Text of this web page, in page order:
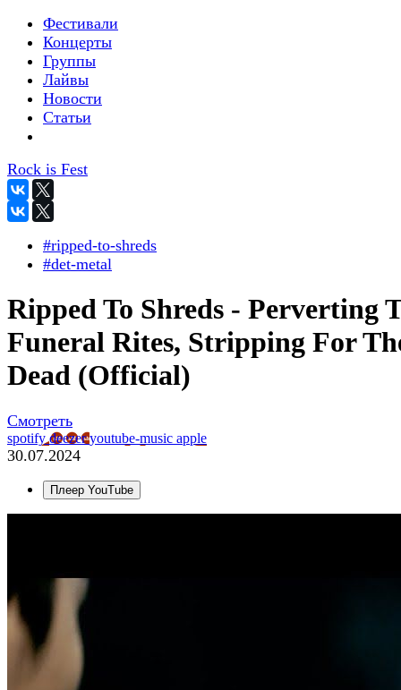
Фестивали
Концерты
Группы
Лайвы
Новости
Статьи
Rock is Fest
#ripped-to-shreds
#det-metal
Ripped To Shreds - Perverting
Funeral Rites, Stripping For
Dead (Official)
Смотреть
spotifydeezeryoutube-music apple
30.07.2024
Плеер YouTube